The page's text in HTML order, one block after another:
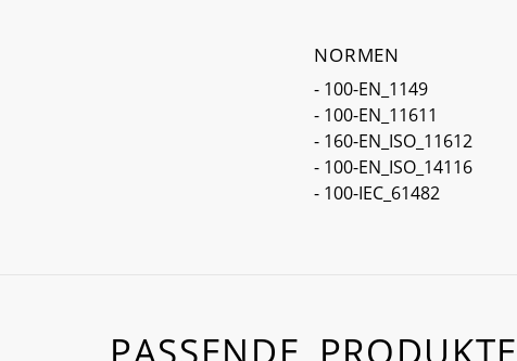
NORMEN
- 100-EN_1149
- 100-EN_11611
- 160-EN_ISO_11612
- 100-EN_ISO_14116
- 100-IEC_61482